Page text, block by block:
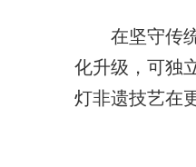
在坚守传
化升级，可独
灯非遗技艺在